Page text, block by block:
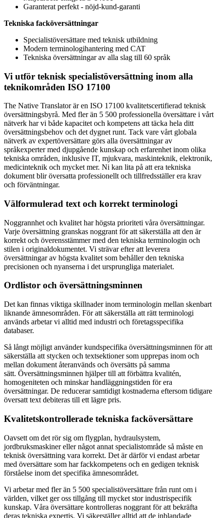
Garanterat perfekt - nöjd-kund-garanti
Tekniska facköversättningar
Specialistöversättare med teknisk utbildning
Modern terminologihantering med CAT
Tekniska översättningar av alla slag till 60 språk
Vi utför teknisk specialistöversättning inom alla
teknikområden ISO 17100
The Native Translator är en ISO 17100 kvalitetscertifierad teknisk
översättningsbyrå. Med fler än 5 500 professionella översättare i vårt
nätverk har vi både kapacitet och kompetens att täcka hela ditt
översättningsbehov och det dygnet runt. Tack vare vårt globala
nätverk av expertöversättare görs alla översättningar av
språkexperter med djupgående kunskap och erfarenhet inom olika
tekniska områden, inklusive IT, mjukvara, maskinteknik, elektronik,
medicinteknik och mycket mer. Ni kan lita på att era tekniska
dokument blir översatta professionellt och tillfredsställer era krav
och förväntningar.
Välformulerad text och korrekt terminologi
Noggrannhet och kvalitet har högsta prioriteti våra översättningar.
Varje översättning granskas noggrant för att säkerställa att den är
korrekt och överensstämmer med den tekniska terminologin och
stilen i originaldokumentet. Vi strävar efter att leverera
översättningar av högsta kvalitet som behåller den tekniska
precisionen och nyanserna i det ursprungliga materialet.
Ordlistor och översättningsminnen
Det kan finnas viktiga skillnader inom terminologin mellan skenbart
liknande ämnesområden. För att säkerställa att rätt terminologi
används arbetar vi alltid med industri och företagsspecifika
databaser.
Så långt möjligt använder kundspecifika översättningsminnen för att
säkerställa att stycken och textsektioner som upprepas inom och
mellan dokument återanvänds och översätts på samma
sätt. Översättningsminnen hjälper till att förbättra kvalitén,
homogeniteten och minskar handläggningstiden för era
översättningar. De reducerar samtidigt kostnaderna eftersom tidigare
översatt text debiteras till ett lägre pris.
Kvalitetskontrollerade tekniska facköversättare
Oavsett om det rör sig om flygplan, hydraulsystem,
jordbruksmaskiner eller något annat specialistområde så måste en
teknisk översättning vara korrekt. Det är därför vi endast arbetar
med översättare som har fackkompetens och en gedigen teknisk
förståelse inom det specifika ämnesområdet.
Vi arbetar med fler än 5 500 specialistöversättare från runt om i
världen, vilket ger oss tillgång till mycket stor industrispecifik
kunskap. Våra översättare kontrolleras noggrant för att bekräfta
deras tekniska expertis. Vi säkerställer alltid att de inblandade